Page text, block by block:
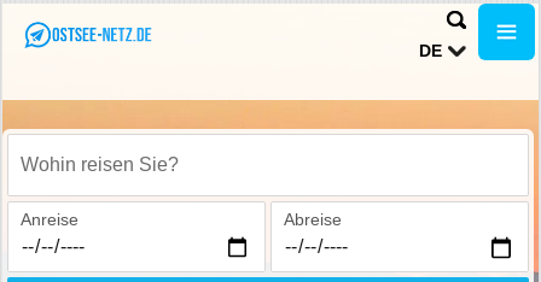
DE
Wohin reisen Sie?
Anreise Abreise